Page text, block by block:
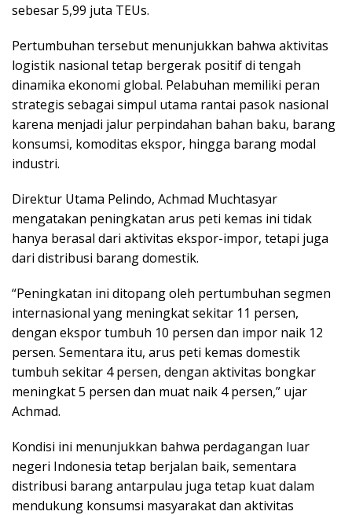
sebesar 5,99 juta TEUs.
Pertumbuhan tersebut menunjukkan bahwa aktivitas
logistik nasional tetap bergerak positif di tengah
dinamika ekonomi global. Pelabuhan memiliki peran
strategis sebagai simpul utama rantai pasok nasional
karena menjadi jalur perpindahan bahan baku, barang
konsumsi, komoditas ekspor, hingga barang modal
industri.
Direktur Utama Pelindo, Achmad Muchtasyar
mengatakan peningkatan arus peti kemas ini tidak
hanya berasal dari aktivitas ekspor-impor, tetapi juga
dari distribusi barang domestik.
“Peningkatan ini ditopang oleh pertumbuhan segmen
internasional yang meningkat sekitar 11 persen,
dengan ekspor tumbuh 10 persen dan impor naik 12
persen. Sementara itu, arus peti kemas domestik
tumbuh sekitar 4 persen, dengan aktivitas bongkar
meningkat 5 persen dan muat naik 4 persen,” ujar
Achmad.
Kondisi ini menunjukkan bahwa perdagangan luar
negeri Indonesia tetap berjalan baik, sementara
distribusi barang antarpulau juga tetap kuat dalam
mendukung konsumsi masyarakat dan aktivitas